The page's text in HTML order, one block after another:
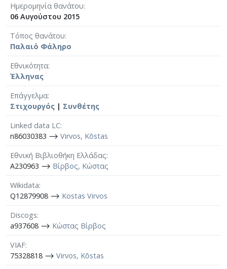
Ημερομηνία θανάτου
06 Αυγούστου 2015
Τόπος θανάτου
Παλαιό Φάληρο
Εθνικότητα
Έλληνας
Επάγγελμα
Στιχουργός | Συνθέτης
Linked data LC
n86030383 ⟶ Virvos, Kōstas
Εθνική Βιβλιοθήκη Ελλάδας
A230963 ⟶ Βίρβος, Κώστας
Wikidata
Q12879908 ⟶ Kostas Virvos
Discogs
a937608 ⟶ Κώστας Βίρβος
VIAF
75328818 ⟶ Virvos, Kōstas